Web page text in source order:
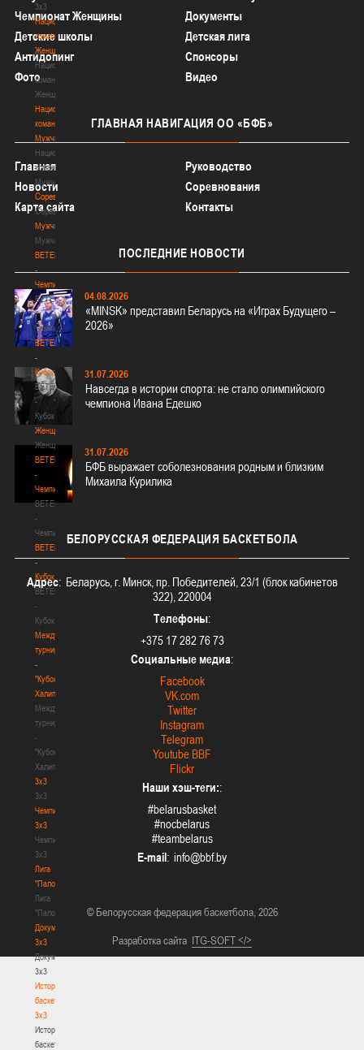
3х3
Национальная
команда.
Женщины
Национальная
команда.
Женщины
Национальная
команда.
Мужчины
Национальная
команда.
Мужчины
Соревнования
Соревнования
Мужчины
Мужчины
BETERA
-
Чемпионат
BETERA
-
Чемпионат
BETERA
-
Кубок
BETERA
-
Кубок
Женщины
Женщины
BETERA
-
Чемпионат
BETERA
-
Чемпионат
BETERA
-
Кубок
BETERA
-
Кубок
Международный
турнир
-
"Кубок
Халипского"
Международный
турнир
-
"Кубок
Халипского"
3x3
3x3
Чемпионат
3х3
Чемпионат
3х3
Лига
"Палова"
Лига
"Палова"
Документы
3х3
Документы
3х3
История
баскетбола
3х3
История
баскетбола
Чемпионат Женщины
Документы
Детские школы
Детская лига
Антидопинг
Спонсоры
Фото
Видео
ГЛАВНАЯ НАВИГАЦИЯ ОО «БФБ»
Главная
Руководство
Новости
Соревнования
Карта сайта
Контакты
ПОСЛЕДНИЕ НОВОСТИ
04.08.2026
«MINSK» представил Беларусь на «Играх Будущего –
2026»
31.07.2026
Навсегда в истории спорта: не стало олимпийского
чемпиона Ивана Едешко
31.07.2026
БФБ выражает соболезнования родным и близким
Михаила Курилика
БЕЛОРУССКАЯ ФЕДЕРАЦИЯ БАСКЕТБОЛА
Адрес: Беларусь, г. Минск, пр. Победителей, 23/1 (блок кабинетов
322), 220004
Телефоны:
+375 17 282 76 73
Социальные медиа:
Facebook
VK.com
Twitter
Instagram
Telegram
Youtube BBF
Flickr
Наши хэш-теги::
#belarusbasket
#nocbelarus
#teambelarus
E-mail:
© Белорусская федерация баскетбола, 2026
Разработка сайта ITG-SOFT </>